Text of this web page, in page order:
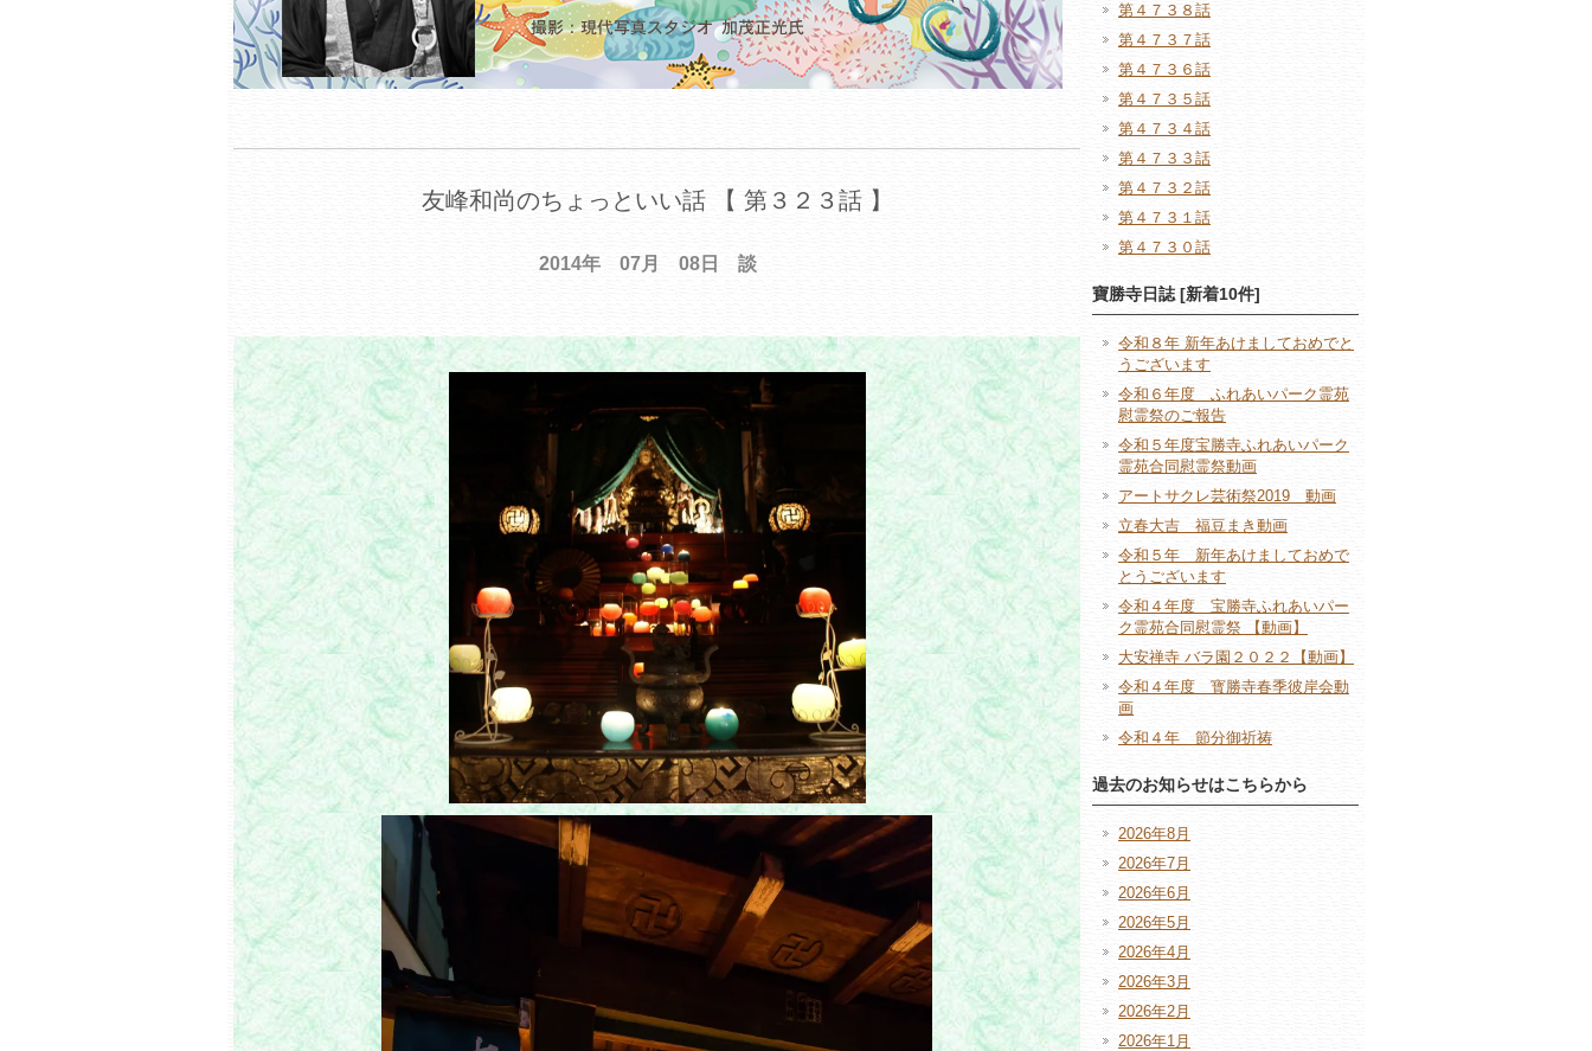
友峰和尚のちょっといい話 【 第３２３話 】
2014年 07月 08日 談
第４７３８話
第４７３７話
第４７３６話
第４７３５話
第４７３４話
第４７３３話
第４７３２話
第４７３１話
第４７３０話
寶勝寺日誌 [新着10件]
令和８年 新年あけましておめでと
うございます
令和６年度 ふれあいパーク霊苑
慰霊祭のご報告
令和５年度宝勝寺ふれあいパーク
霊苑合同慰霊祭動画
アートサクレ芸術祭2019 動画
立春大吉 福豆まき動画
令和５年 新年あけましておめで
とうございます
令和４年度 宝勝寺ふれあいパー
ク霊苑合同慰霊祭 【動画】
大安禅寺 バラ園２０２２【動画】
令和４年度 寳勝寺春季彼岸会動
画
令和４年 節分御祈祷
過去のお知らせはこちらから
2026年8月
2026年7月
2026年6月
2026年5月
2026年4月
2026年3月
2026年2月
2026年1月